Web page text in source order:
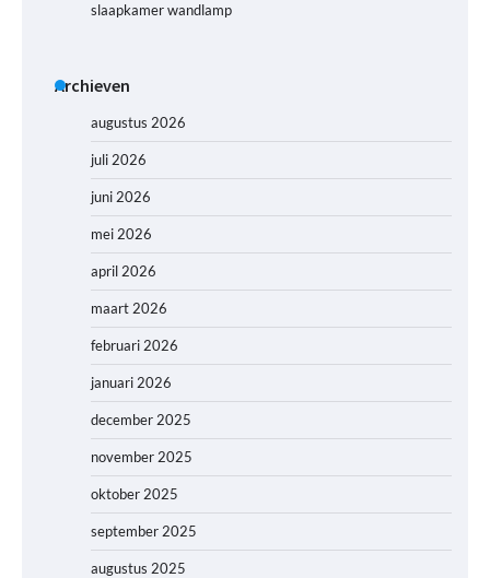
slaapkamer wandlamp
Archieven
augustus 2026
juli 2026
juni 2026
mei 2026
april 2026
maart 2026
februari 2026
januari 2026
december 2025
november 2025
oktober 2025
september 2025
augustus 2025